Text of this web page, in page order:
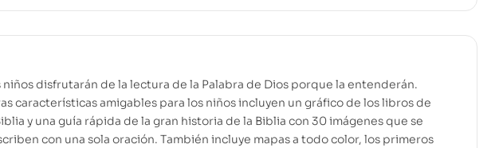
niños disfrutarán de la lectura de la Palabra de Dios porque la entenderán.
características amigables para los niños incluyen un gráfico de los libros de
y una guía rápida de la gran historia de la Biblia con 30 imágenes que se
con una sola oración. También incluye mapas a todo color, los primeros